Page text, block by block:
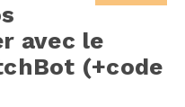
avec le
(+code